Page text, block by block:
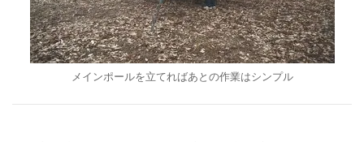
メインポールを立てればあとの作業はシンプル